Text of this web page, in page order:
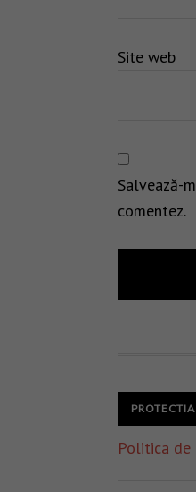
Site web
Salvează-
comentez.
Politica